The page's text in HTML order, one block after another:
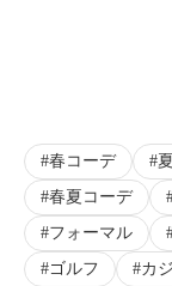
春コーデ
春夏コーデ
フォーマル
ゴルフ
カ